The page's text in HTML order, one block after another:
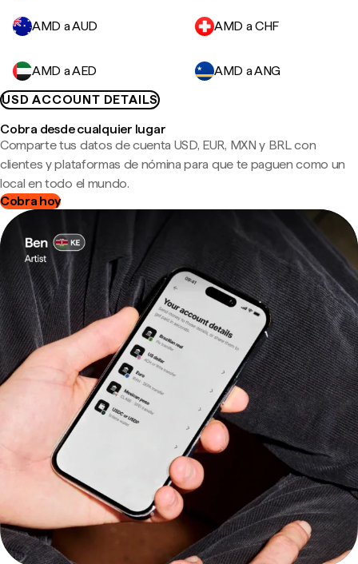
AMD a AUD AMD a CHF
AMD a AED
AMD a ANG
USD ACCOUNT DETAILS
Cobra desde cualquier lugar
Comparte tus datos de cuenta USD, EUR, MXN y BRL con
clientes y plataformas de nómina para que te paguen como un
local en todo el mundo.
Cobra hoy